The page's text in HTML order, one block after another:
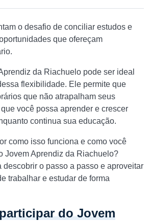
o desafio de conciliar estudos e
que ofereçam
da Riachuelo pode ser ideal
flexibilidade. Ele permite que
que não atrapalham seus
você possa aprender e crescer
continua sua educação.
como isso funciona e como você
Jovem Aprendiz da Riachuelo?
descobrir o passo a passo e aproveitar
trabalhar e estudar de forma
do Jovem